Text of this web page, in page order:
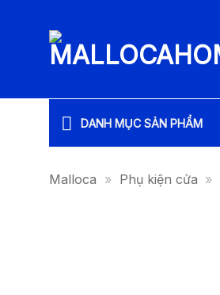
DANH MỤC SẢN PHẨM
Malloca » Phụ kiện cửa »